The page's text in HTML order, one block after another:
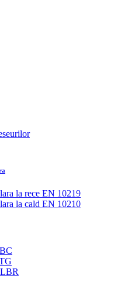
la rece EN 10219
la cald EN 10210